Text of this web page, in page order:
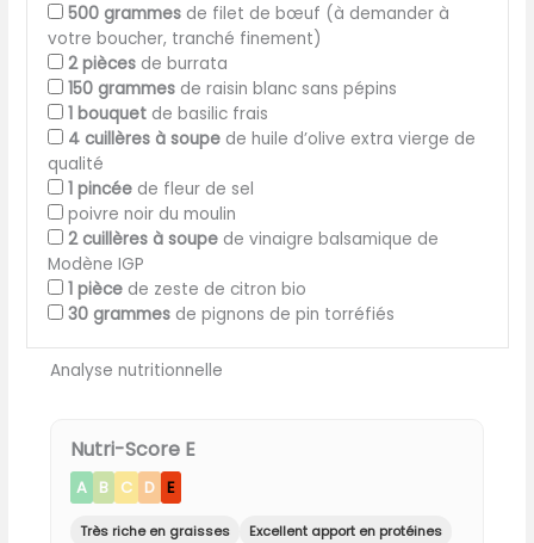
500 grammesde filet de bœuf (à demander à
votre boucher, tranché finement)
2 piècesde burrata
150 grammesde raisin blanc sans pépins
1 bouquetde basilic frais
4 cuillères à soupede huile d’olive extra vierge de
qualité
1 pincéede fleur de sel
poivre noir du moulin
2 cuillères à soupede vinaigre balsamique de
Modène IGP
1 piècede zeste de citron bio
30 grammesde pignons de pin torréfiés
Analyse nutritionnelle
Nutri-Score E
A B C D E
Très riche en graisses
Excellent apport en protéines